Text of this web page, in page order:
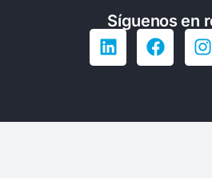
Síguenos en